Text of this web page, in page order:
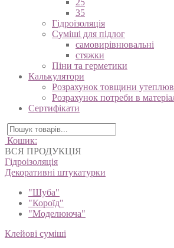
25
35
Гідроізоляція
Суміші для підлог
самовирівнювальні
стяжки
Піни та герметики
Калькулятори
Розрахунок товщини
Розрахунок потреби в
Сертифікати
Кошик:
ВСЯ ПРОДУКЦІЯ
Гідроізоляція
Декоративні штукатурки
"Шуба"
"Короїд"
"Моделююча"
Клейові суміші